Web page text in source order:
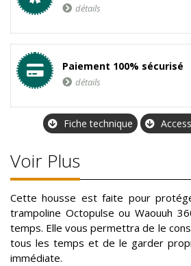
détails
Paiement 100% sécurisé
détails
Fiche technique
Voir Plus
Cette housse est faite pour
trampoline Octopulse ou Waouuh
temps. Elle vous permettra de le
tous les temps et de le garder
immédiate.